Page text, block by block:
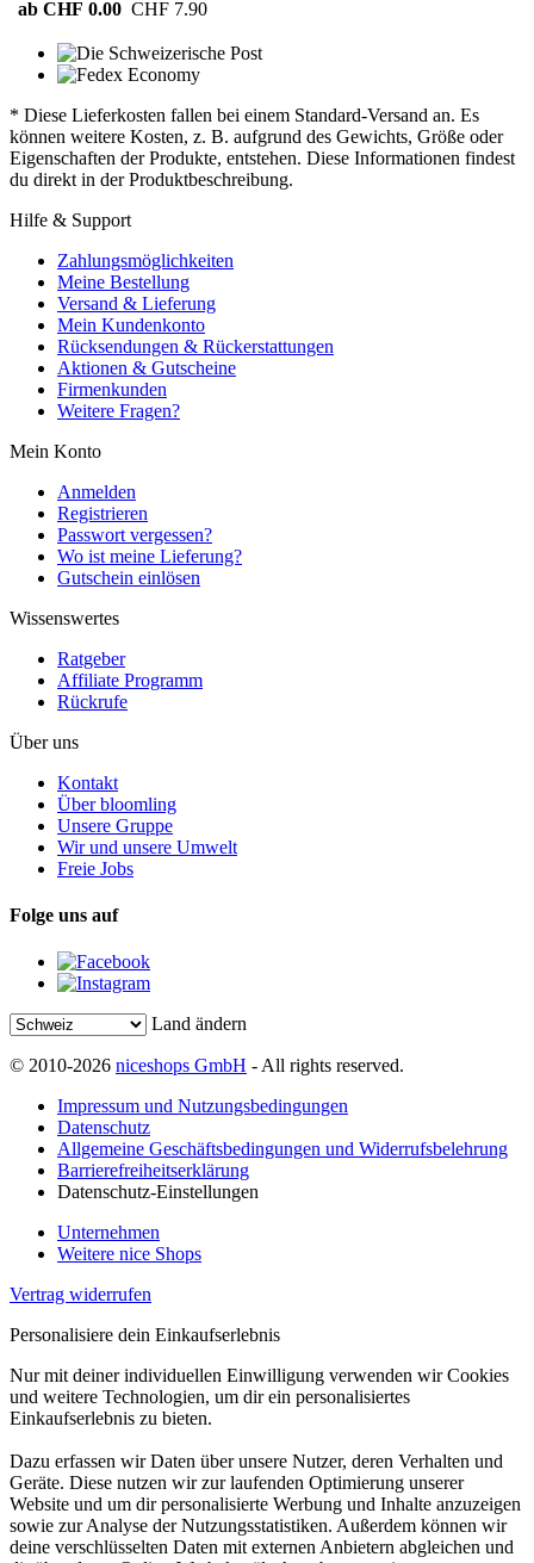
ab CHF 0.00 CHF 7.90
* Diese Lieferkosten fallen bei einem Standard-Versand an. Es
können weitere Kosten, z. B. aufgrund des Gewichts, Größe oder
Eigenschaften der Produkte, entstehen. Diese Informationen findest
du direkt in der Produktbeschreibung.
Hilfe & Support
Zahlungsmöglichkeiten
Meine Bestellung
Versand & Lieferung
Mein Kundenkonto
Rücksendungen & Rückerstattungen
Aktionen & Gutscheine
Firmenkunden
Weitere Fragen?
Mein Konto
Anmelden
Registrieren
Passwort vergessen?
Wo ist meine Lieferung?
Gutschein einlösen
Wissenswertes
Ratgeber
Affiliate Programm
Rückrufe
Über uns
Kontakt
Über bloomling
Unsere Gruppe
Wir und unsere Umwelt
Freie Jobs
Folge uns auf
Land ändern
© 2010-2026 niceshops GmbH - All rights reserved.
Impressum und Nutzungsbedingungen
Datenschutz
Allgemeine Geschäftsbedingungen und Widerrufsbelehrung
Barrierefreiheitserklärung
Datenschutz-Einstellungen
Unternehmen
Weitere nice Shops
Vertrag widerrufen
Personalisiere dein Einkaufserlebnis
Nur mit deiner individuellen Einwilligung verwenden wir Cookies
und weitere Technologien, um dir ein personalisiertes
Einkaufserlebnis zu bieten.
Dazu erfassen wir Daten über unsere Nutzer, deren Verhalten und
Geräte. Diese nutzen wir zur laufenden Optimierung unserer
Website und um dir personalisierte Werbung und Inhalte anzuzeigen
sowie zur Analyse der Nutzungsstatistiken. Außerdem können wir
deine verschlüsselten Daten mit externen Anbietern abgleichen und